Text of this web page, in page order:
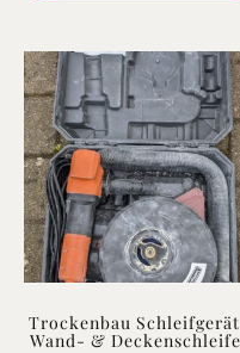
Trockenbau
Wand- &